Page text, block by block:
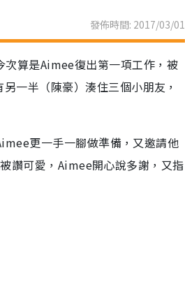
發佈時間: 2017/03/01
算是Aimee復出第一項工作，被
一半（陳豪）湊住三個小朋友，
更一手一腳做準備，又邀請他
讚可愛，Aimee開心說多謝，又指